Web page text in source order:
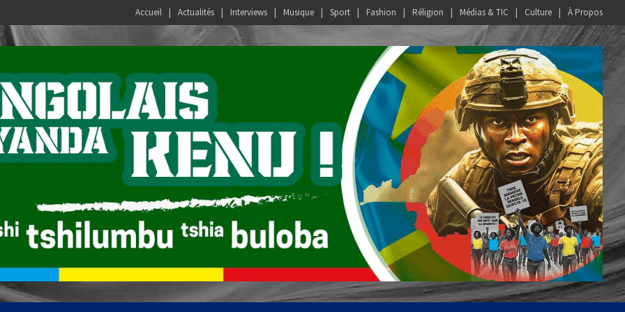
Accueil Actualités Interviews Musique Sport Fashion Réligion Médias & TIC Culture À Propos